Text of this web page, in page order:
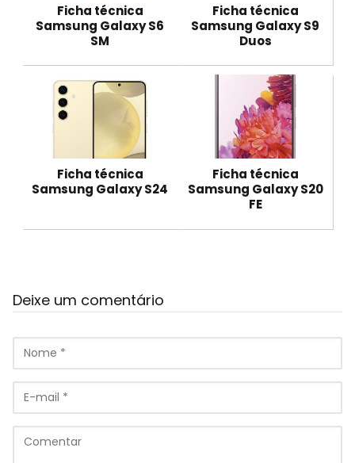
Ficha técnica
Samsung Galaxy S6
SM
Ficha técnica
Samsung Galaxy S9
Duos
Ficha técnica
Samsung Galaxy S24
Ficha técnica
Samsung Galaxy S20
FE
Deixe um comentário